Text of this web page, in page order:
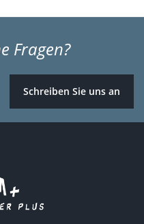
Fragen?
Schreiben Sie uns an